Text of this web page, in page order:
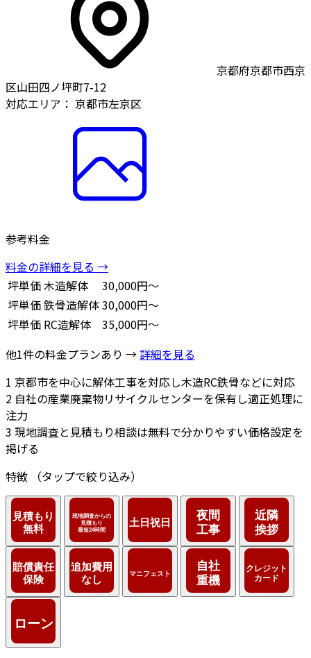
京都府京都市西京
区山田四ノ坪町7-12
対応エリア： 京都市左京区
参考料金
料金の詳細を見る →
坪単価木造解体
30,000円～
坪単価鉄骨造解体30,000円～
坪単価 RC造解体
35,000円～
他1件の料金プランあり → 詳細を見る
1 京都市を中心に解体工事を対応し木造RC鉄骨などに対応
2 自社の産業廃棄物リサイクルセンターを保有し適正処理に
注力
3 現地調査と見積もり相談は無料で分かりやすい価格設定を
掲げる
特徴
（タップで絞り込み）